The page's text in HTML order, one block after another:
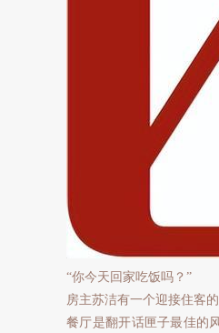
“你今天回家吃饭吗？”
房主苏洁有一个迎接住客
餐厅是翻开话匣子最佳的